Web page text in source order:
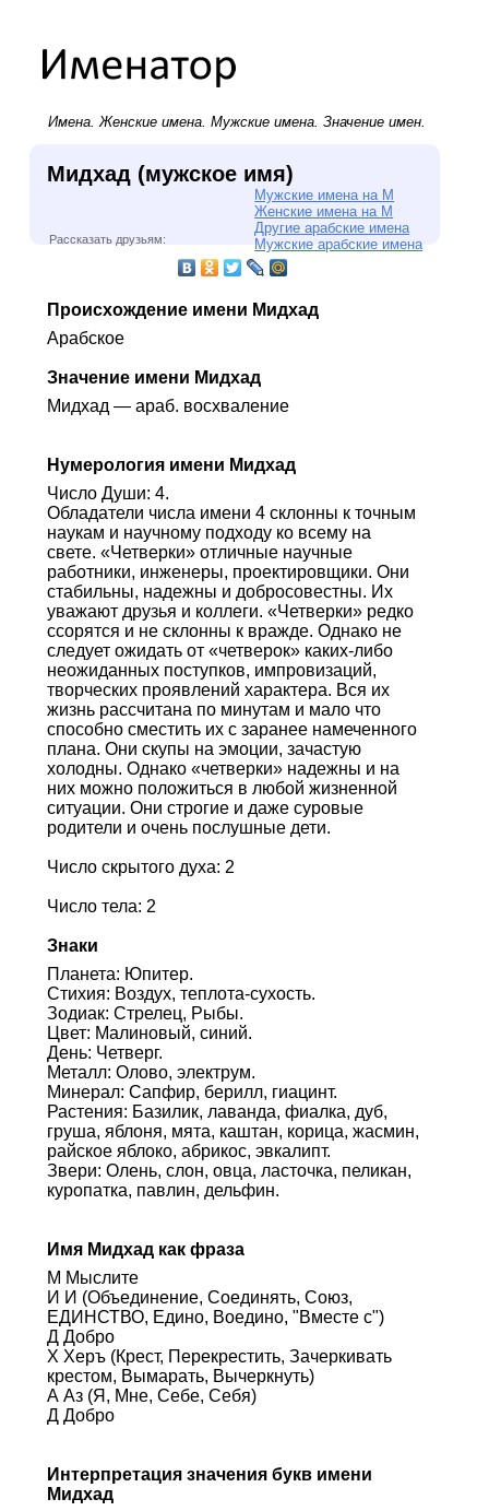
Имена.Женские имена. Мужские имена. Значение имен.
Мидхад (мужское имя)
Мужские имена на М
Женские имена на М
Другие арабские имена
Мужские арабские имена
Рассказать друзьям:
Происхождение имени Мидхад
Арабское
Значение имени Мидхад
Мидхад — араб. восхваление
Нумерология имени Мидхад
Число Души: 4.
Обладатели числа имени 4 склонны к точным
наукам и научному подходу ко всему на
свете. «Четверки» отличные научные
работники, инженеры, проектировщики. Они
стабильны, надежны и добросовестны. Их
уважают друзья и коллеги. «Четверки» редко
ссорятся и не склонны к вражде. Однако не
следует ожидать от «четверок» каких-либо
неожиданных поступков, импровизаций,
творческих проявлений характера. Вся их
жизнь рассчитана по минутам и мало что
способно сместить их с заранее намеченного
плана. Они скупы на эмоции, зачастую
холодны. Однако «четверки» надежны и на
них можно положиться в любой жизненной
ситуации. Они строгие и даже суровые
родители и очень послушные дети.
Число скрытого духа: 2
Число тела: 2
Знаки
Планета: Юпитер.
Стихия: Воздух, теплота-сухость.
Зодиак: Стрелец, Рыбы.
Цвет: Малиновый, синий.
День: Четверг.
Металл: Олово, электрум.
Минерал: Сапфир, берилл, гиацинт.
Растения: Базилик, лаванда, фиалка, дуб,
груша, яблоня, мята, каштан, корица, жасмин,
райское яблоко, абрикос, эвкалипт.
Звери: Олень, слон, овца, ласточка, пеликан,
куропатка, павлин, дельфин.
Имя Мидхад как фраза
М Мыслите
И И (Объединение, Соединять, Союз,
ЕДИНСТВО, Едино, Воедино, "Вместе с")
Д Добро
Х Херъ (Крест, Перекрестить, Зачеркивать
крестом, Вымарать, Вычеркнуть)
А Аз (Я, Мне, Себе, Себя)
Д Добро
Интерпретация значения букв имени
Мидхад